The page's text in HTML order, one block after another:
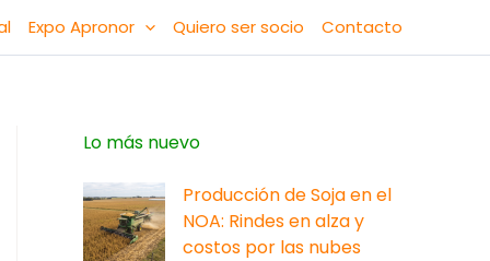
Expo Apronor Quiero ser socio Contacto
Lo más nuevo
Producción de Soja en el
NOA: Rindes en alza y
costos por las nubes